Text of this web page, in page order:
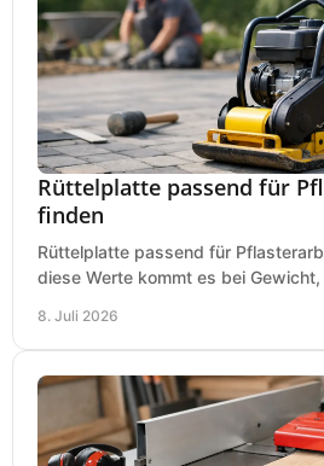
Rüttelplatte passend für
finden
Rüttelplatte passend für
diese Werte kommt es bei
8. Juli 2026